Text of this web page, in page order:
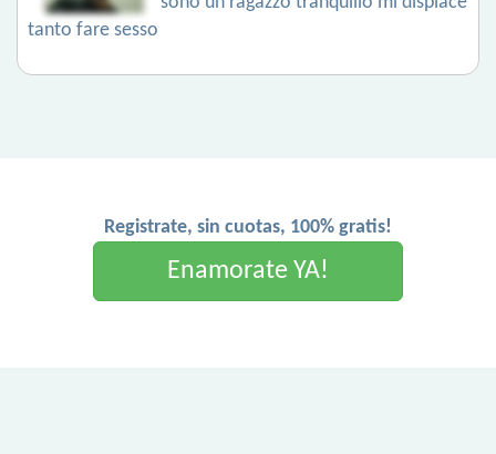
tanto fare sesso
Registrate, sin cuotas, 100% gratis!
Enamorate YA!